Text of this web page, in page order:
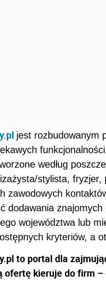
jest rozbudowanym
według
stylista,
zawodowych
dodawania
województwa lub
kryteriów, a
to portal dla
ofertę kieruje do firm